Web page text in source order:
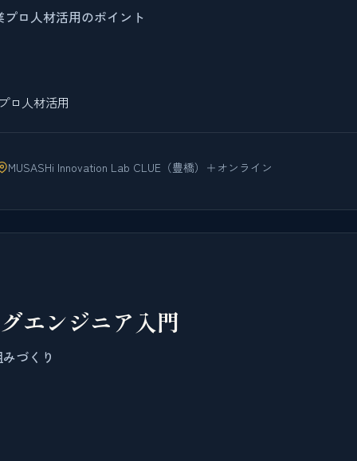
ロ人材活用のポイント
ロ人材活用
MUSASHi Innovation Lab CLUE（豊橋）＋オンライン
エンジニア入門
づくり